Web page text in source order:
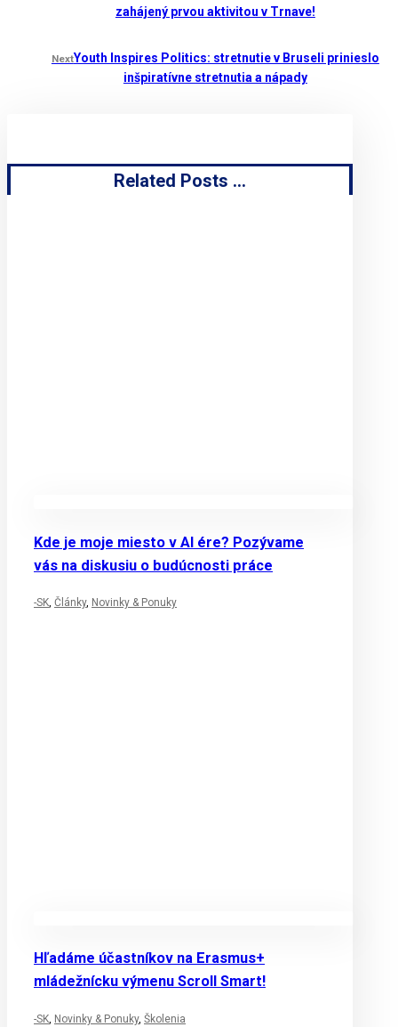
zahájený prvou aktivitou v Trnave!
NextYouth Inspires Politics: stretnutie v Bruseli prinieslo
inšpiratívne stretnutia a nápady
Related Posts ...
Kde je moje miesto v AI ére? Pozývame
vás na diskusiu o budúcnosti práce
-SK, Články, Novinky & Ponuky
Hľadáme účastníkov na Erasmus+
mládežnícku výmenu Scroll Smart!
-SK, Novinky & Ponuky, Školenia